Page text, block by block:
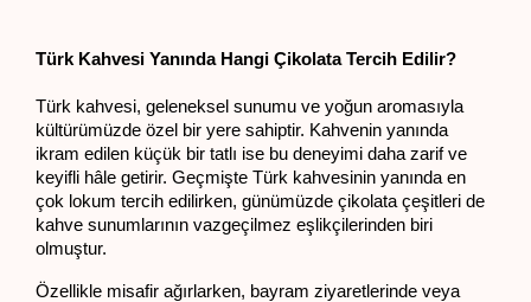
Türk Kahvesi Yanında Hangi Çikolata Tercih Edilir?
Türk kahvesi, geleneksel sunumu ve yoğun aromasıyla
kültürümüzde özel bir yere sahiptir. Kahvenin yanında
ikram edilen küçük bir tatlı ise bu deneyimi daha zarif ve
keyifli hâle getirir. Geçmişte Türk kahvesinin yanında en
çok lokum tercih edilirken, günümüzde çikolata çeşitleri de
kahve sunumlarının vazgeçilmez eşlikçilerinden biri
olmuştur.
Özellikle misafir ağırlarken, bayram ziyaretlerinde veya